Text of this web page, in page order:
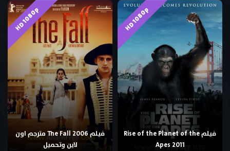
HD 1080p
فيلم Rise of the Planet of the
Apes 2011
HD 1080p
فيلم The Fall 2006 مترجم اون
لاين وتحميل